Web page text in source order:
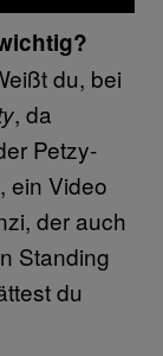
du, bei
, da
Petzy-
ein Video
der auch
Standing
du